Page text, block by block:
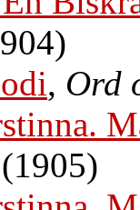
, Ord
(1905)